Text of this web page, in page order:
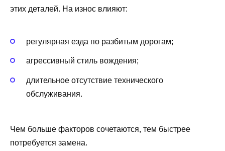
этих деталей. На износ влияют:
регулярная езда по разбитым дорогам;
агрессивный стиль вождения;
длительное отсутствие технического
обслуживания.
Чем больше факторов сочетаются, тем быстрее
потребуется замена.